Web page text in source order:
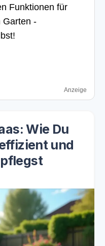
Funktionen für
Garten -
Anzeige
Wie Du
und